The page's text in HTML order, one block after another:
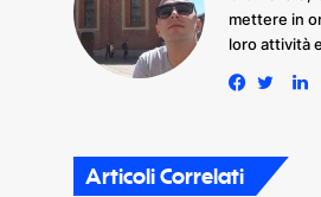
mettere in
loro attività
Articoli Correlati